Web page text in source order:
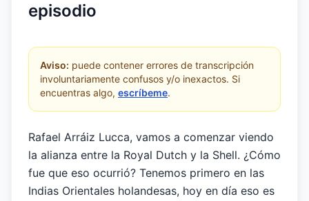
episodio
Aviso: puede contener errores de transcripción
involuntariamente confusos y/o inexactos. Si
encuentras algo, escríbeme.
Rafael Arráiz Lucca, vamos a comenzar viendo
la alianza entre la Royal Dutch y la Shell. ¿Cómo
fue que eso ocurrió? Tenemos primero en las
Indias Orientales holandesas, hoy en día eso es